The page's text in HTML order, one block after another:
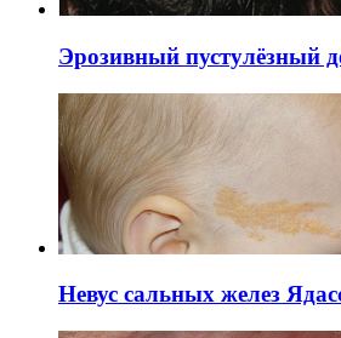
Эрозивный пустулёзный
Невус сальных желез